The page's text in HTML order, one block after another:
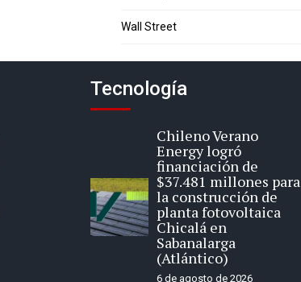
Wall Street
Tecnología
Chileno Verano
Energy logró
financiación de
$37.481 millones para
la construcción de
planta fotovoltaica
Chicalá en
Sabanalarga
(Atlántico)
6 de agosto de 2026